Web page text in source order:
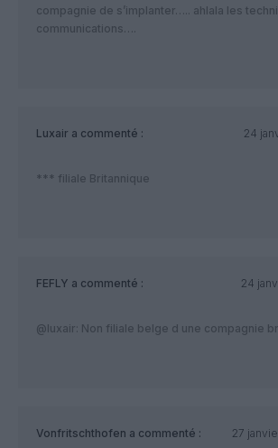
compagnie de s’implanter….. ahlala les
communications….
Luxair a commenté :
24
*** filiale Britannique
FEFLY a commenté :
24
@luxair: Non filiale belge d une compagnie
Vonfritschthofen a commenté :
27